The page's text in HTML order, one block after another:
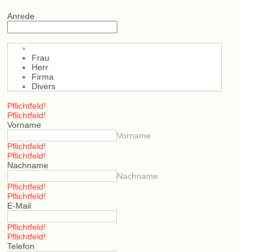
Anrede
Frau
Herr
Firma
Divers
Pflichtfeld!
Pflichtfeld!
Vorname
Vorname
Pflichtfeld!
Pflichtfeld!
Nachname
Nachname
Pflichtfeld!
Pflichtfeld!
E-Mail
Pflichtfeld!
Pflichtfeld!
Telefon